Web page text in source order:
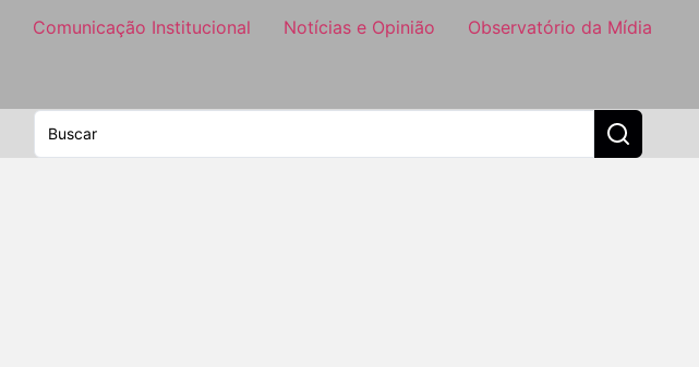
Comunicação Institucional Notícias e Opinião Observatório da Mídia